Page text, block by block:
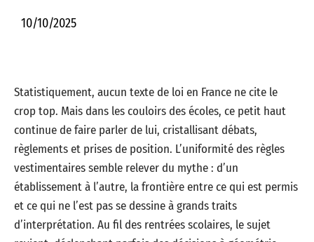
10/10/2025
Statistiquement, aucun texte de loi en France ne cite le
crop top. Mais dans les couloirs des écoles, ce petit haut
continue de faire parler de lui, cristallisant débats,
règlements et prises de position. L’uniformité des règles
vestimentaires semble relever du mythe : d’un
établissement à l’autre, la frontière entre ce qui est permis
et ce qui ne l’est pas se dessine à grands traits
d’interprétation. Au fil des rentrées scolaires, le sujet